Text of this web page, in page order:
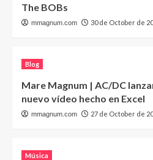
The BOBs
mmagnum.com 30 de October de
Blog
Mare Magnum | AC/DC
nuevo vídeo hecho en Excel
mmagnum.com 27 de October de
Música